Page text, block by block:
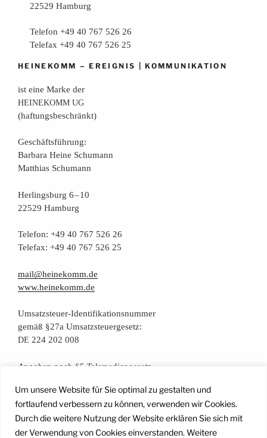
Um unsere Website für Sie optimal zu gestalten und
fortlaufend verbessern zu können, verwenden wir Cookies.
Durch die weitere Nutzung der Website erklären Sie sich mit
der Verwendung von Cookies einverstanden. Weitere
22529 Hamburg
Telefon +49 40 767 526 26
Telefax +49 40 767 526 25
HEINEKOMM –EREIGNIS |KOMMUNIKATION
ist eine Mar­ke der
HEINEKOMM UG
(haf­tungs­be­schränkt)
Geschäfts­füh­rung:
Bar­ba­ra Hei­ne Schumann
Mat­thi­as Schumann
Her­lings­burg 6 – 10
22529 Hamburg
Tele­fon: +49 40 767 526 26
Tele­fax: +49 40 767 526 25
mail@heinekomm.de
www.heinekomm.de
Umsatz­steu­er-Iden­ti­fi­ka­ti­ons­num­mer
gemäß §27a Umsatzsteuergesetz:
DE 224 202 008
Anga­ben nach §5 Telemediengesetz
Daten­schutz­er­klä­rung